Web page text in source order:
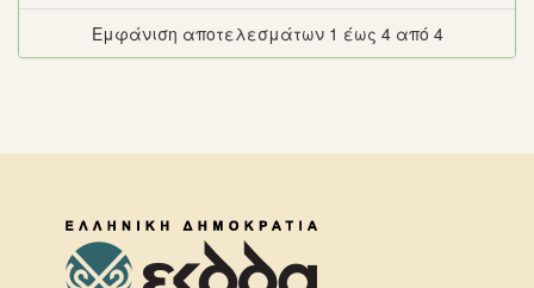
Εμφάνιση αποτελεσμάτων 1 έως 4 από 4